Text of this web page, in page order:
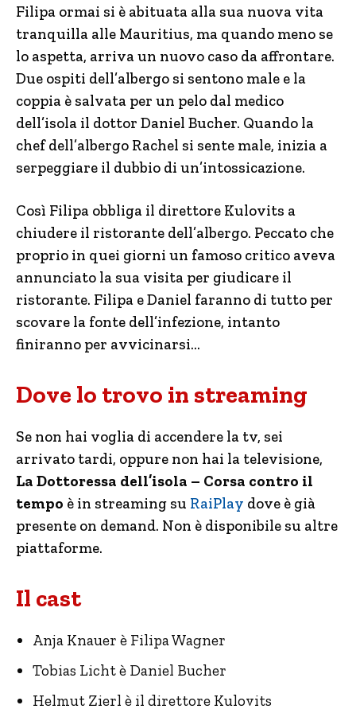
Filipa ormai si è abituata alla sua nuova vita
tranquilla alle Mauritius, ma quando meno se
lo aspetta, arriva un nuovo caso da affrontare.
Due ospiti dell’albergo si sentono male e la
coppia è salvata per un pelo dal medico
dell’isola il dottor Daniel Bucher. Quando la
chef dell’albergo Rachel si sente male, inizia a
serpeggiare il dubbio di un’intossicazione.
Così Filipa obbliga il direttore Kulovits a
chiudere il ristorante dell’albergo. Peccato che
proprio in quei giorni un famoso critico aveva
annunciato la sua visita per giudicare il
ristorante. Filipa e Daniel faranno di tutto per
scovare la fonte dell’infezione, intanto
finiranno per avvicinarsi…
Dove lo trovo in streaming
Se non hai voglia di accendere la tv, sei
arrivato tardi, oppure non hai la televisione,
La Dottoressa dell’isola – Corsa contro il
tempo è in streaming su RaiPlay dove è già
presente on demand. Non è disponibile su altre
piattaforme.
Il cast
Anja Knauer è Filipa Wagner
Tobias Licht è Daniel Bucher
Helmut Zierl è il direttore Kulovits